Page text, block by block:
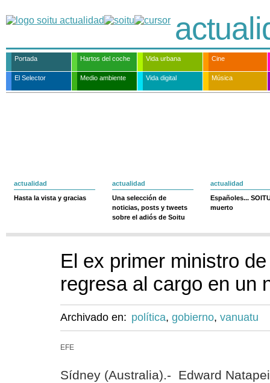
Portada Hartos del coche Vida urbana Cine
El Selector Medio ambiente Vida digital Música
actualidad
Hasta la vista y gracias
actualidad
Una selección de
noticias, posts y tweets
sobre el adiós de Soitu
actualidad
Españoles...
muerto
El ex primer ministro
regresa al cargo en un
Archivado en: política, gobierno, vanuatu
EFE
Sídney (Australia).- Edward